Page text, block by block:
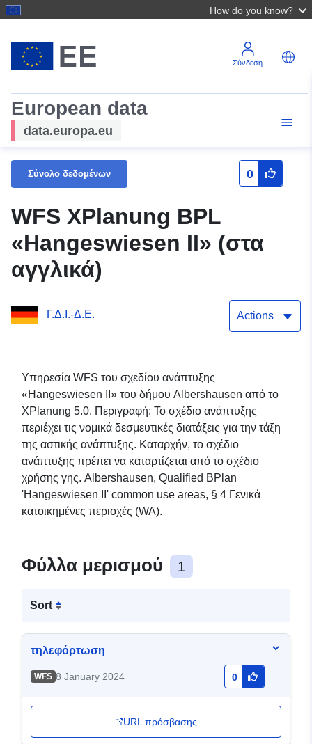
How do you know?
Σύνδεση
European data
data.europa.eu
Σύνολο δεδομένων 0
WFS XPlanung BPL
«Hangeswiesen II» (στα
αγγλικά)
Γ.Δ.Ι.-Δ.Ε. Actions
Υπηρεσία WFS του σχεδίου ανάπτυξης
«Hangeswiesen II» του δήμου Albershausen από το
XPlanung 5.0. Περιγραφή: Το σχέδιο ανάπτυξης
περιέχει τις νομικά δεσμευτικές διατάξεις για την τάξη
της αστικής ανάπτυξης. Καταρχήν, το σχέδιο
ανάπτυξης πρέπει να καταρτίζεται από το σχέδιο
χρήσης γης. Albershausen, Qualified BPlan
'Hangeswiesen II' common use areas, § 4 Γενικά
κατοικημένες περιοχές (WA).
Φύλλα μερισμού 1
Sort
τηλεφόρτωση
WFS 8 January 2024 0
URL πρόσβασης